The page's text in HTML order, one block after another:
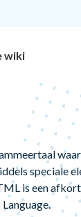
wiki
speciale
is een